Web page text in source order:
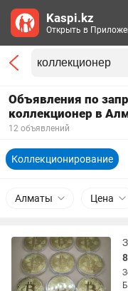
Объявления по
коллекционер в
12 объявлений
Коллекционирование
Алматы Цена
Kaspi.kz
Открыть в